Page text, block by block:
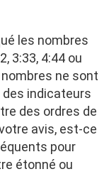
les nombres
3:33, 4:44 ou
ne sont
indicateurs
des ordres de
avis, est-ce
pour
étonné ou